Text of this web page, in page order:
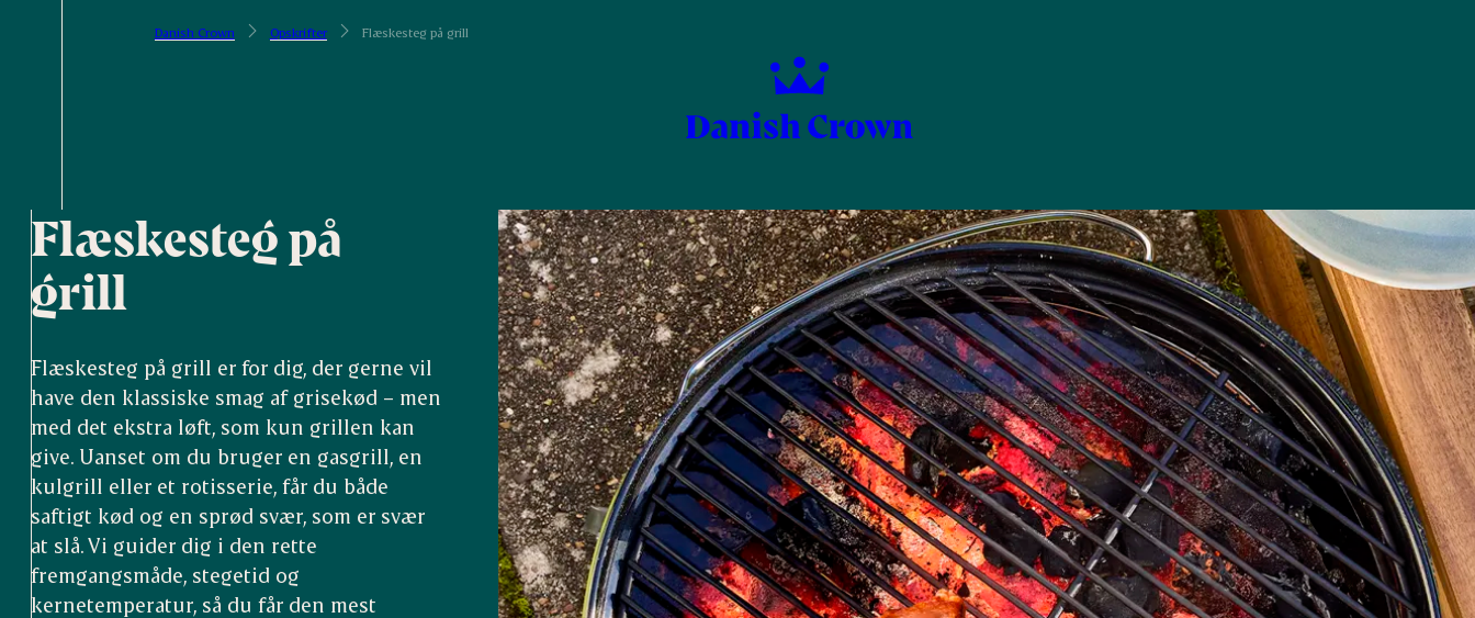
Danish Crown Opskrifter Flæskesteg på grill
Flæskesteg på
grill
Flæskesteg på grill er for dig, der gerne vil
have den klassiske smag af grisekød – men
med det ekstra løft, som kun grillen kan
give. Uanset om du bruger en gasgrill, en
kulgrill eller et rotisserie, får du både
saftigt kød og en sprød svær, som er svær
at slå. Vi guider dig i den rette
fremgangsmåde, stegetid og
kernetemperatur, så du får den mest